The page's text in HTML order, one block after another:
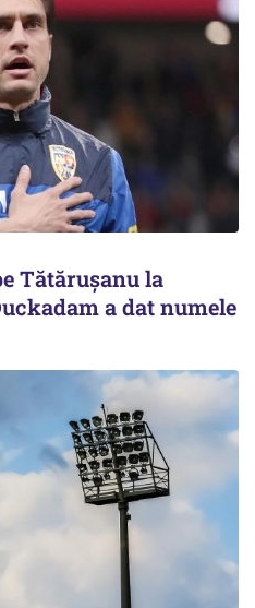
Tătăruşanu la
a dat numele